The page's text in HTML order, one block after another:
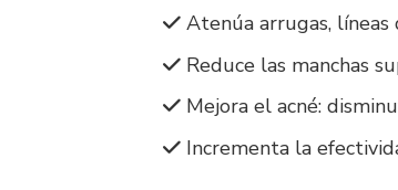
Atenúa arrugas, líneas
Reduce las manchas
Mejora el acné:
Incrementa la